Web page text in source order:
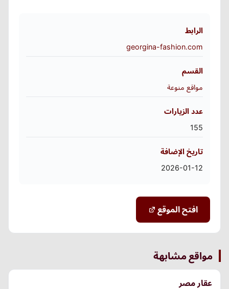
الرابط
georgina-fashion.com
القسم
مواقع منوعة
عدد الزيارات
155
تاريخ الإضافة
2026-01-12
افتح الموقع
مواقع مشابهة
عقار مصر